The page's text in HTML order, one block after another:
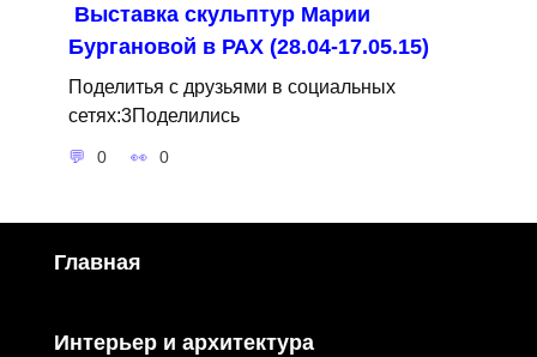
Выставка скульптур Марии
Бургановой в РАХ (28.04-17.05.15)
Поделитья с друзьями в социальных
сетях:3Поделились
0 0
Главная
Интерьер и архитектура